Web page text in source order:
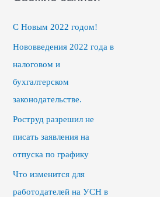
С Новым 2022 годом!
Нововведения 2022 года в
налоговом и
бухгалтерском
законодательстве.
Роструд разрешил не
писать заявления на
отпуска по графику
Что изменится для
работодателей на УСН в